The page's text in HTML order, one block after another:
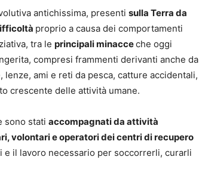
antichissima, presenti sulla Terra da
proprio a causa dei comportamenti
tra le principali minacceche oggi
compresi frammenti derivanti anche da
ami e reti da pesca, catture accidentali,
crescente delle attività umane.
sono stati accompagnati da attività
volontari e operatori dei centri di recupero
il lavoro necessario per soccorrerli, curarli